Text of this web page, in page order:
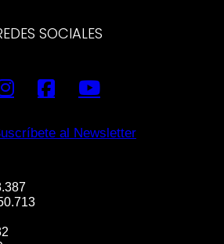
SOCIALES
al Newsletter